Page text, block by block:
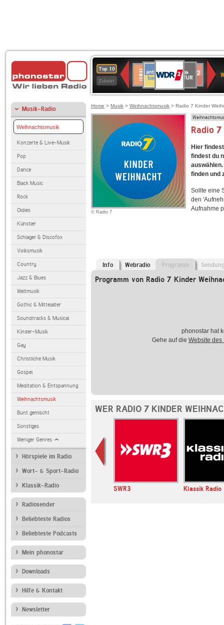
Top 10
Zuletzt
Deutschlandfunk
90er
OLDIE
ANTENNE
4
KLASSIK
Deutschlandfunk
KulturBAYERN
2
Kultur
NDR
2
Musik-Radio
Weihnachtsmusik
Konzerte & Live-Musik
Pop
Dance
Black Music
Rock
Oldies
Künstler
Schlager & Discofox
Volksmusik
Country
Jazz & Blues
Weltmusik
Gothic & Mittelalter
Soundtracks & Musical
Kinder-Musik
Gay
Christliche Musik
Gospel
Meditation & Entspannung
Weihnachtsmusik
Bunt gemischt
Sonstiges
Weniger Genres
Hörspiele im Radio
Wort- & Sport-Radio
Klassik-Radio
Radiosender
Beliebteste Radios
Beliebteste Podcasts
Mein phonostar
Downloads
Hilfe & Kontakt
Newsletter
Home > Musik > Weihnachtsmusik > Radio 7 Kinder
© Radio 7
Radio
Hier
findest du
finden und
Sollte eine
den
Aufnahme
Info Webradio Programm
Programm von Radio 7 Kinder
phonostar hat
Gehe auf die Website des
WER RADIO 7 KINDER
SWR1 Baden-
Württemberg
SWR3 Klassik Radio